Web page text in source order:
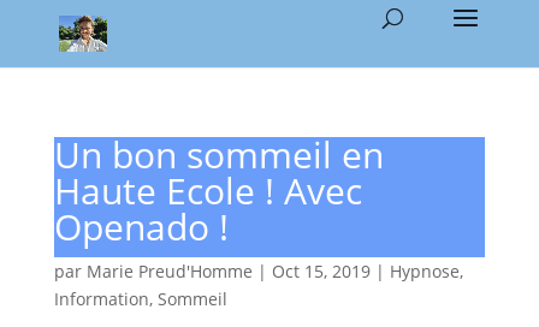
Un bon sommeil en
Haute Ecole ! Avec
Openado !
par Marie Preud'Homme | Oct 15, 2019| Hypnose,
Information, Sommeil